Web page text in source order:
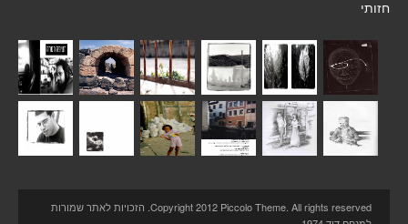
חזותי
Copyright 2012 Piccolo Theme. All rights reserved. הזכויות לאתר שמורות